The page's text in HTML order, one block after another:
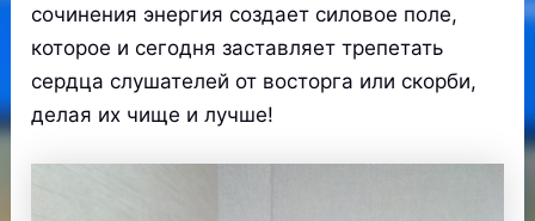
сочинения энергия создает силовое поле,
которое и сегодня заставляет трепетать
сердца слушателей от восторга или скорби,
делая их чище и лучше!